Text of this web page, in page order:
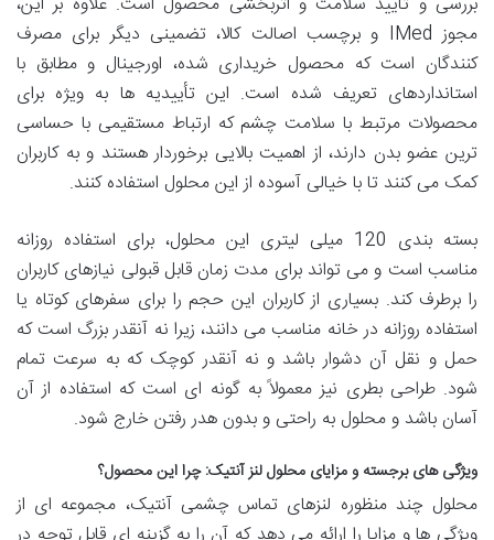
مجوز IMed و برچسب اصالت کالا، تضمینی دیگر برای مصرف
کنندگان است که محصول خریداری شده، اورجینال و مطابق با
استانداردهای تعریف شده است. این تأییدیه ها به ویژه برای
محصولات مرتبط با سلامت چشم که ارتباط مستقیمی با حساسی
ترین عضو بدن دارند، از اهمیت بالایی برخوردار هستند و به کاربران
کمک می کنند تا با خیالی آسوده از این محلول استفاده کنند.
بسته بندی 120 میلی لیتری این محلول، برای استفاده روزانه
مناسب است و می تواند برای مدت زمان قابل قبولی نیازهای کاربران
را برطرف کند. بسیاری از کاربران این حجم را برای سفرهای کوتاه یا
استفاده روزانه در خانه مناسب می دانند، زیرا نه آنقدر بزرگ است که
حمل و نقل آن دشوار باشد و نه آنقدر کوچک که به سرعت تمام
شود. طراحی بطری نیز معمولاً به گونه ای است که استفاده از آن
آسان باشد و محلول به راحتی و بدون هدر رفتن خارج شود.
ویژگی های برجسته و مزایای محلول لنز آنتیک: چرا این محصول؟
محلول چند منظوره لنزهای تماس چشمی آنتیک، مجموعه ای از